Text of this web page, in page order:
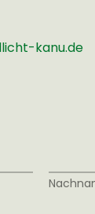
kanu.de